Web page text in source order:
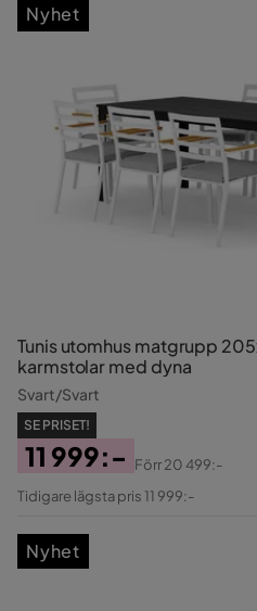
Tunis utomhus matgrupp
karmstolar med dyna
Svart/Svart
SE PRISET!
Pris
11 999:-
Original
Förr20 499:-
Tidigare lägsta pris 11 999:-
Nyhet
Nyhet